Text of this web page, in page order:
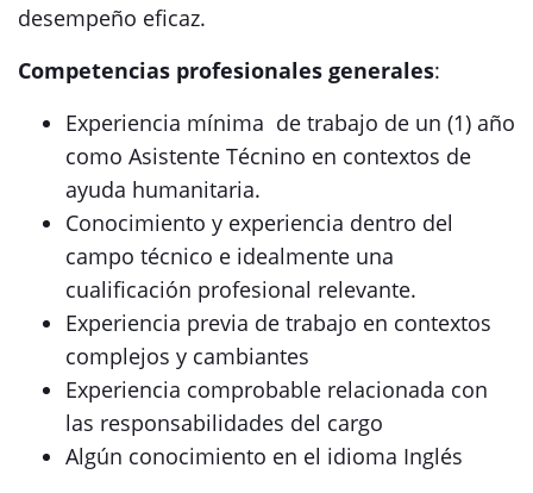
desempeño eficaz.
Competencias profesionales generales:
Experiencia mínima de trabajo de un (1) año
como Asistente Técnino en contextos de
ayuda humanitaria.
Conocimiento y experiencia dentro del
campo técnico e idealmente una
cualificación profesional relevante.
Experiencia previa de trabajo en contextos
complejos y cambiantes
Experiencia comprobable relacionada con
las responsabilidades del cargo
Algún conocimiento en el idioma Inglés